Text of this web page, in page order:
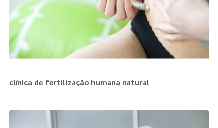
clínica de fertilização humana natural